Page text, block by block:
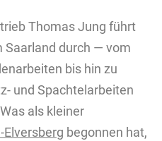
Thomas Jung führt
Saarland durch — vom
bis hin zu
und Spachtelarbeiten
als kleiner
Elversberg begonnen hat,